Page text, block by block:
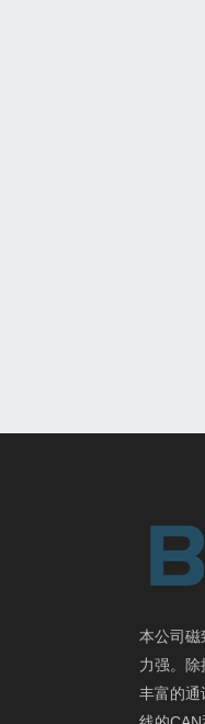
本公司磁
力强。
丰富的通